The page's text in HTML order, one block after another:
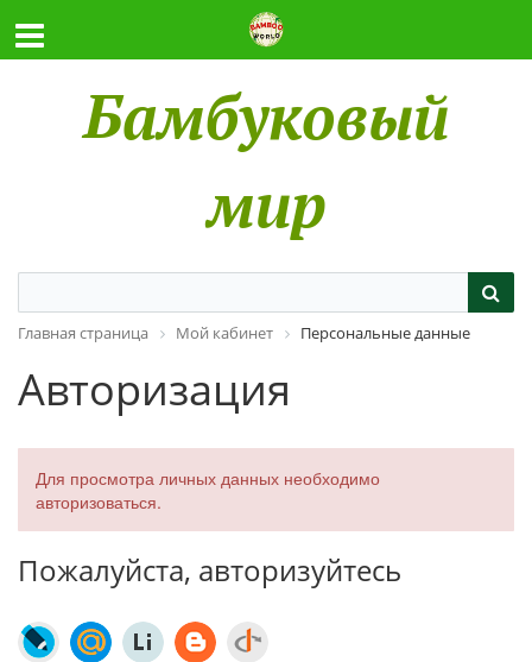
Бамбуковый
мир
Главная страница Мой кабинет Персональные данные
Авторизация
Для просмотра личных данных необходимо
авторизоваться.
Пожалуйста, авторизуйтесь